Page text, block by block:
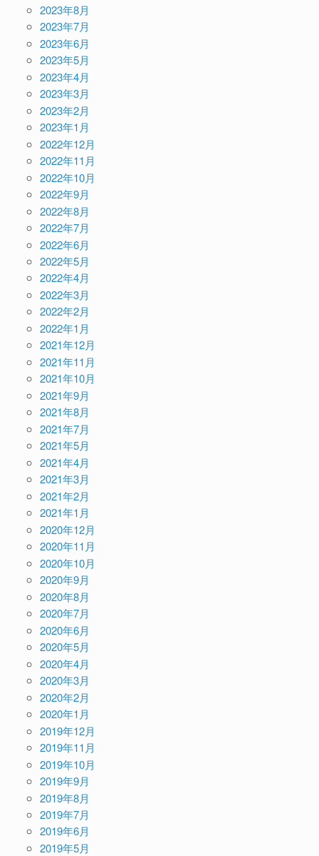
2023年8月
2023年7月
2023年6月
2023年5月
2023年4月
2023年3月
2023年2月
2023年1月
2022年12月
2022年11月
2022年10月
2022年9月
2022年8月
2022年7月
2022年6月
2022年5月
2022年4月
2022年3月
2022年2月
2022年1月
2021年12月
2021年11月
2021年10月
2021年9月
2021年8月
2021年7月
2021年5月
2021年4月
2021年3月
2021年2月
2021年1月
2020年12月
2020年11月
2020年10月
2020年9月
2020年8月
2020年7月
2020年6月
2020年5月
2020年4月
2020年3月
2020年2月
2020年1月
2019年12月
2019年11月
2019年10月
2019年9月
2019年8月
2019年7月
2019年6月
2019年5月